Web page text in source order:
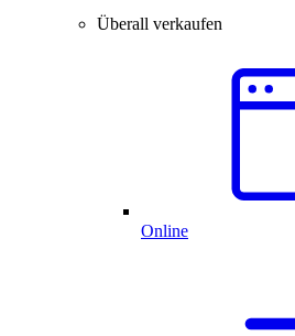
Überall verkaufen
Online